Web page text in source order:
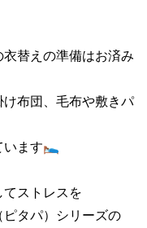
替えの準備はお済み
布団、毛布や敷きパ
います🛌
ストレスを
タパ）シリーズの